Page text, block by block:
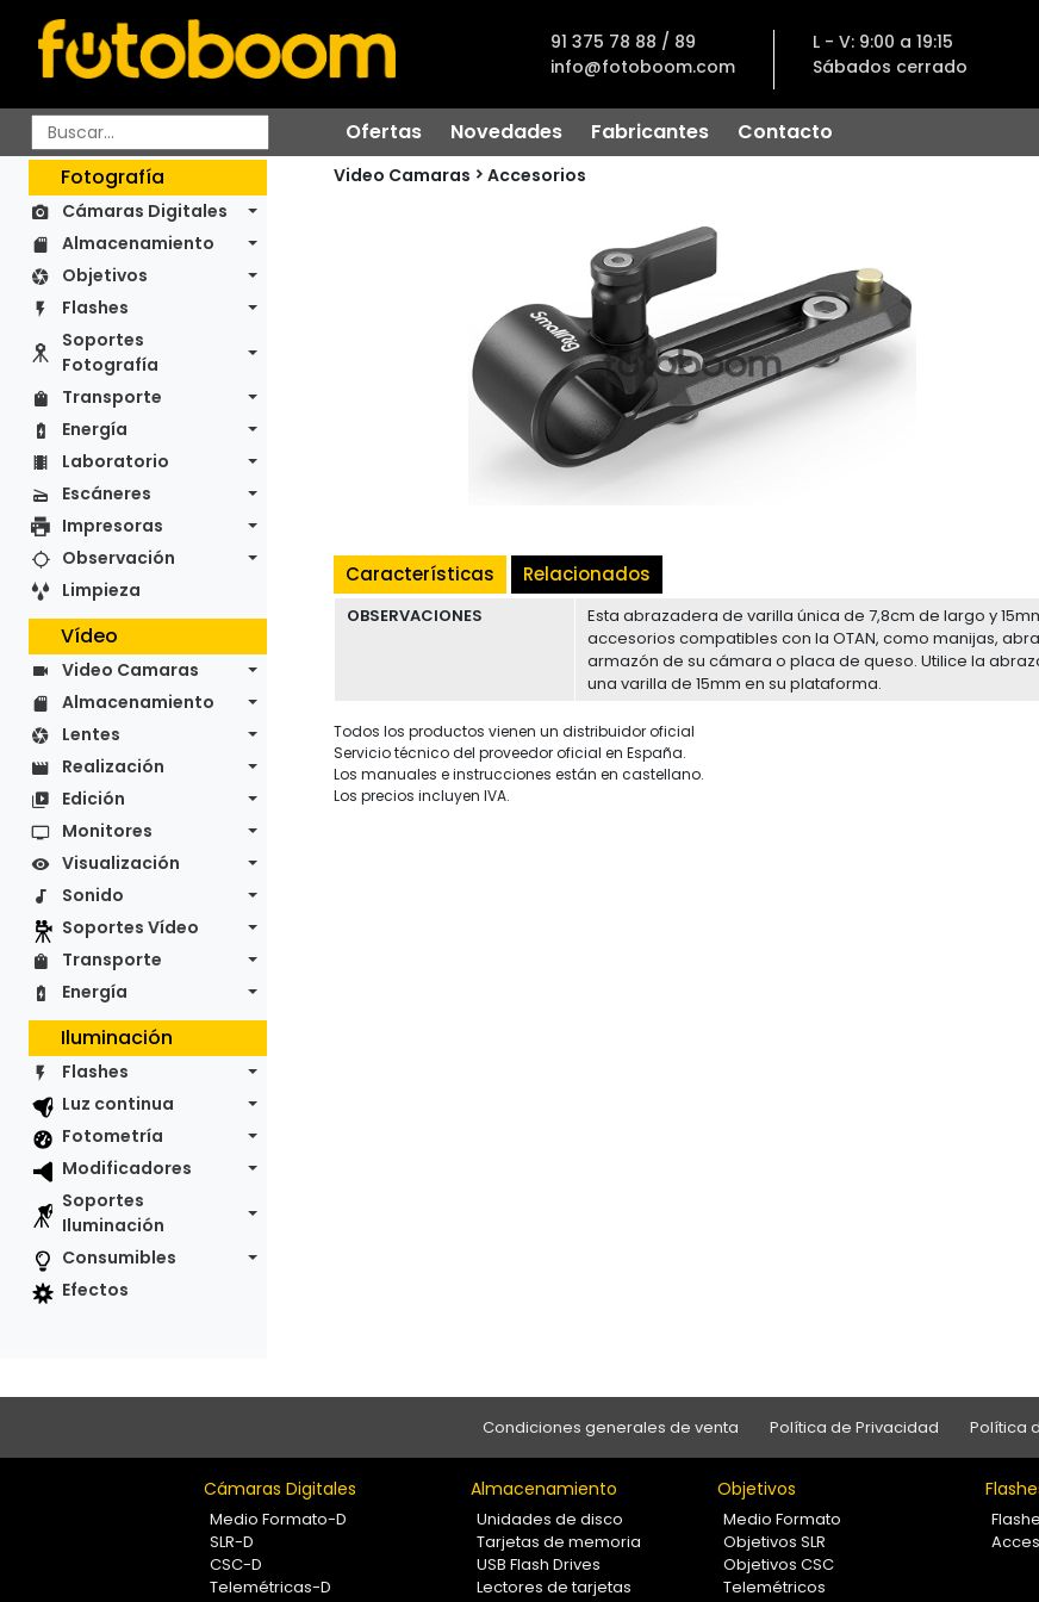
91 375 78 88 / 89
info@fotoboom.com
L - V: 9:00 a 19:15
Sábados cerrado
Ofertas Novedades Fabricantes
Contacto
Fotografía
Cámaras Digitales
Almacenamiento
Objetivos
Flashes
Soportes
Fotografía
Transporte
Energía
Laboratorio
Escáneres
Impresoras
Observación
Limpieza
Vídeo
Video Camaras
Almacenamiento
Lentes
Realización
Edición
Monitores
Visualización
Sonido
Soportes Vídeo
Transporte
Energía
Iluminación
Flashes
Luz continua
Fotometría
Modificadores
Soportes
Iluminación
Consumibles
Efectos
Video Camaras Accesorios
Características Relacionados
OBSERVACIONES
Esta abrazadera de varilla única de 7,8cm de largo y
accesorios compatibles con la OTAN, como manijas,
armazón de su cámara o placa de queso. Utilice la
una varilla de 15mm en su plataforma.
Todos los productos vienen un distribuidor oficial
Servicio técnico del proveedor oficial en España.
Los manuales e instrucciones están en castellano.
Los precios incluyen IVA.
Condiciones generales de venta Política de Privacidad Política
Cámaras Digitales
Medio Formato-D
SLR-D
CSC-D
Telemétricas-D
Almacenamiento
Unidades de disco
Tarjetas de memoria
USB Flash Drives
Lectores de tarjetas
Objetivos
Medio Formato
Objetivos SLR
Objetivos CSC
Telemétricos